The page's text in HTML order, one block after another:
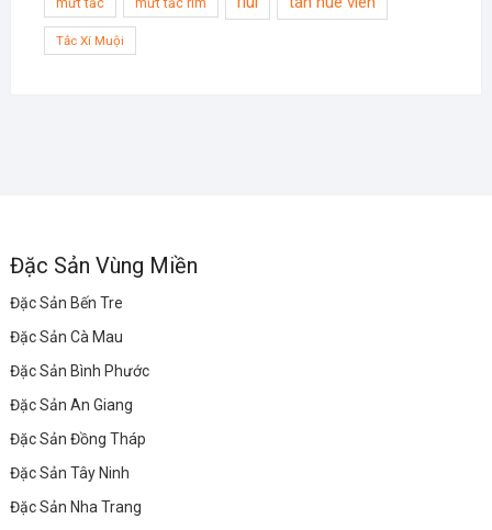
Tắc Xí Muội
Đặc Sản Vùng Miền
Đặc Sản Bến Tre
Đặc Sản Cà Mau
Đặc Sản Bình Phước
Đặc Sản An Giang
Đặc Sản Đồng Tháp
Đặc Sản Tây Ninh
Đặc Sản Nha Trang